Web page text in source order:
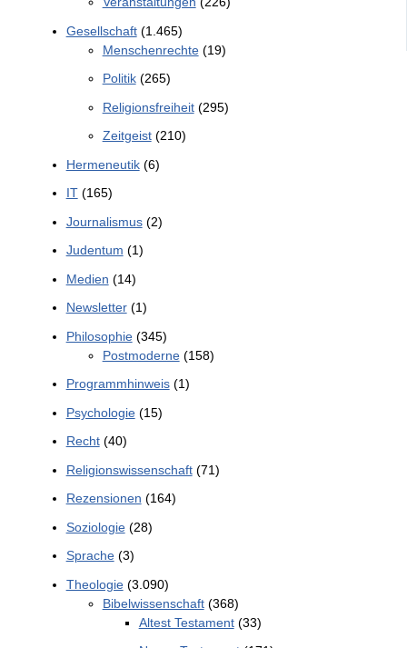
Gesellschaft(1.465)
Menschenrechte(19)
Politik(265)
Religionsfreiheit(295)
Zeitgeist(210)
Hermeneutik(6)
IT(165)
Journalismus(2)
Judentum (1)
Medien (14)
Newsletter(1)
Philosophie(345)
Postmoderne(158)
Programmhinweis(1)
Psychologie(15)
Recht(40)
Religionswissenschaft(71)
Rezensionen (164)
Soziologie(28)
Sprache(3)
Theologie(3.090)
Bibelwissenschaft(368)
Altest Testament(33)